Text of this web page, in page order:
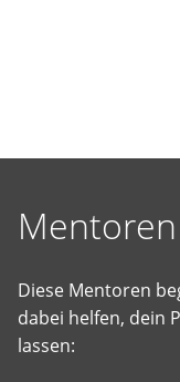
Mentoren
Diese Mentoren
dabei helfen, dein
lassen: